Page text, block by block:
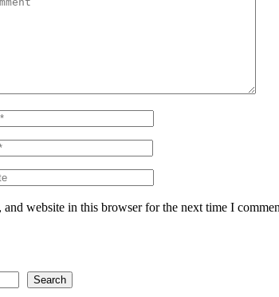
and website in this browser for the next time I
Search